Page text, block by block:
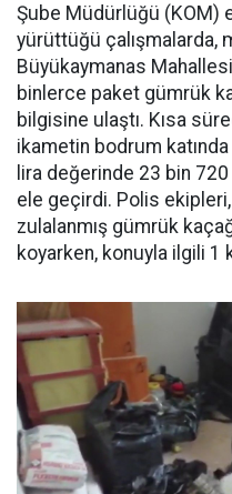
Şube Müdürlüğü (KOM)
yürüttüğü çalışmalarda,
Büyükaymanas
binlerce paket gümrük
bilgisine ulaştı. Kısa
ikametin bodrum
lira değerinde 23 bin
ele geçirdi. Polis
zulalanmış gümrük
koyarken, konuyla ilgili 1